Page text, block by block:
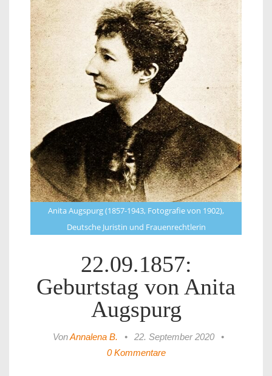
Anita Augspurg (1857-1943, Fotografie von 1902),
Deutsche Juristin und Frauenrechtlerin
22.09.1857:
Geburtstag von Anita
Augspurg
VonAnnalena B. • 22. September 2020
•
0 Kommentare